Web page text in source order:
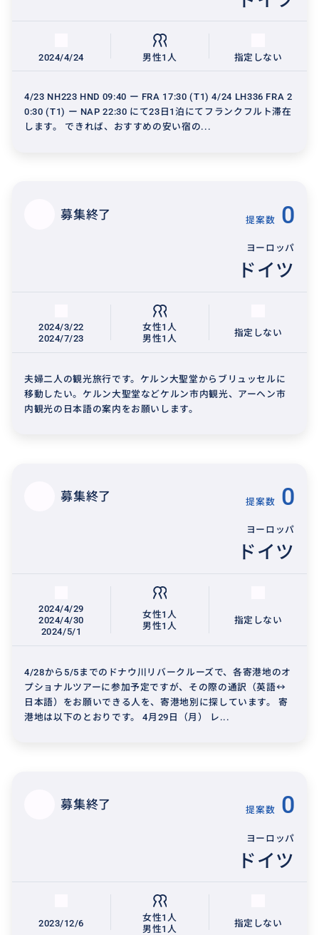
2024/4/24 男性1人 指定しない
4/23 NH223 HND 09:40 ー FRA 17:30 (T1) 4/24 LH336 FRA 2
0:30 (T1) ー NAP 22:30 にて23日1泊にてフランクフルト滞在
します。 できれば、おすすめの安い宿の...
募集終了 提案数 0
ヨーロッパ
ドイツ
2024/3/22
2024/7/23
女性1人
男性1人
指定しない
夫婦二人の観光旅行です。ケルン大聖堂からブリュッセルに
移動したい。ケルン大聖堂などケルン市内観光、アーヘン市
内観光の日本語の案内をお願いします。
募集終了 提案数 0
ヨーロッパ
ドイツ
2024/4/29
2024/4/30
2024/5/1
女性1人
男性1人
指定しない
4/28から5/5までのドナウ川リバークルーズで、各寄港地のオ
プショナルツアーに参加予定ですが、その際の通訳（英語↔︎
日本語）をお願いできる人を、寄港地別に探しています。 寄
港地は以下のとおりです。 4月29日（月） レ...
募集終了 提案数 0
ヨーロッパ
ドイツ
2023/12/6
女性1人
男性1人
指定しない